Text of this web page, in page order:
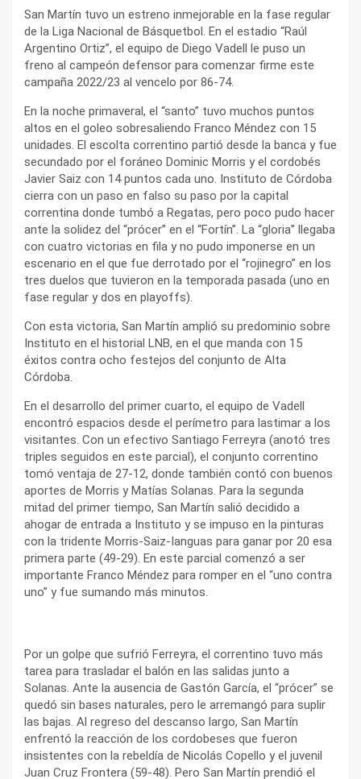
San Martín tuvo un estreno inmejorable en la fase regular
de la Liga Nacional de Básquetbol. En el estadio “Raúl
Argentino Ortiz”, el equipo de Diego Vadell le puso un
freno al campeón defensor para comenzar firme este
campaña 2022/23 al vencelo por 86-74.
En la noche primaveral, el “santo” tuvo muchos puntos
altos en el goleo sobresaliendo Franco Méndez con 15
unidades. El escolta correntino partió desde la banca y fue
secundado por el foráneo Dominic Morris y el cordobés
Javier Saiz con 14 puntos cada uno. Instituto de Córdoba
cierra con un paso en falso su paso por la capital
correntina donde tumbó a Regatas, pero poco pudo hacer
ante la solidez del “prócer” en el “Fortín”. La “gloria” llegaba
con cuatro victorias en fila y no pudo imponerse en un
escenario en el que fue derrotado por el “rojinegro” en los
tres duelos que tuvieron en la temporada pasada (uno en
fase regular y dos en playoffs).
Con esta victoria, San Martín amplió su predominio sobre
Instituto en el historial LNB, en el que manda con 15
éxitos contra ocho festejos del conjunto de Alta
Córdoba.
En el desarrollo del primer cuarto, el equipo de Vadell
encontró espacios desde el perímetro para lastimar a los
visitantes. Con un efectivo Santiago Ferreyra (anotó tres
triples seguidos en este parcial), el conjunto correntino
tomó ventaja de 27-12, donde también contó con buenos
aportes de Morris y Matías Solanas. Para la segunda
mitad del primer tiempo, San Martín salió decidido a
ahogar de entrada a Instituto y se impuso en la pinturas
con la tridente Morris-Saiz-Ianguas para ganar por 20 esa
primera parte (49-29). En este parcial comenzó a ser
importante Franco Méndez para romper en el “uno contra
uno” y fue sumando más minutos.
Por un golpe que sufrió Ferreyra, el correntino tuvo más
tarea para trasladar el balón en las salidas junto a
Solanas. Ante la ausencia de Gastón García, el “prócer” se
quedó sin bases naturales, pero le arremangó para suplir
las bajas. Al regreso del descanso largo, San Martín
enfrentó la reacción de los cordobeses que fueron
insistentes con la rebeldía de Nicolás Copello y el juvenil
Juan Cruz Frontera (59-48). Pero San Martín prendió el